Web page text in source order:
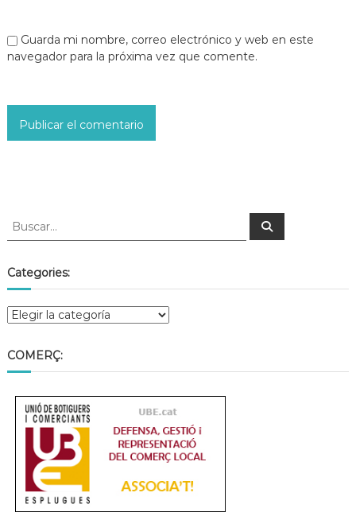
Guarda mi nombre, correo electrónico y web en este
navegador para la próxima vez que comente.
Categories:
COMERÇ: